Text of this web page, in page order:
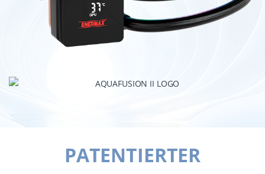
PATENTIERTER